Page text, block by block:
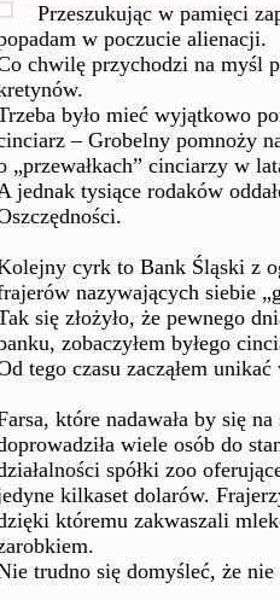
Przeszukując w pamięci
w poczucie alienacji.
chwilę przychodzi na myśl
było mieć wyjątkowo
– Grobelny pomnoży
„przewałkach” cinciarzy w
jednak tysiące rodaków
cyrk to Bank Śląski z
nazywających siebie
się złożyło, że pewnego
zobaczyłem byłego
tego czasu zacząłem
które nadawała by się
wiele osób do
spółki zoo
kilkaset dolarów.
któremu zakwaszali
trudno się domyśleć, że